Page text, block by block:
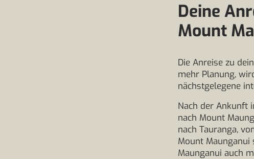
Deine
Mount
Die Anreise zu
mehr Planung,
nächstgelegene
Nach der Ankunft
nach Mount
nach Tauranga,
Mount
Maunganui auch